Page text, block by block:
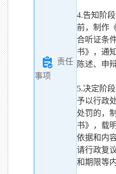
责任
事项
4.告知阶
前，制作
合听证条
书》，通
陈述、申
5.决定阶
予以行政
处罚的，
书》，载
依据和内
请行政复
和期限等